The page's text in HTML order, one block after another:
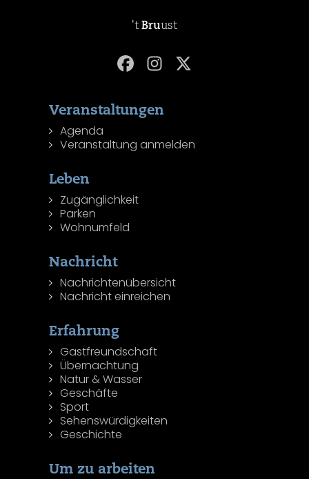
't Bruust
Veranstaltungen
Agenda
Veranstaltung anmelden
Leben
Zugänglichkeit
Parken
Wohnumfeld
Nachricht
Nachrichtenübersicht
Nachricht einreichen
Erfahrung
Gastfreundschaft
Übernachtung
Natur & Wasser
Geschäfte
Sport
Sehenswürdigkeiten
Geschichte
Um zu arbeiten